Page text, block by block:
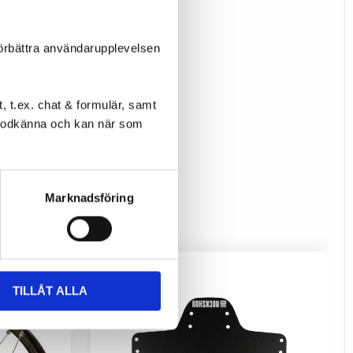
användarupplevelsen
t.ex. chat & formulär, samt
och kan när som
Marknadsföring
TILLÅT ALLA